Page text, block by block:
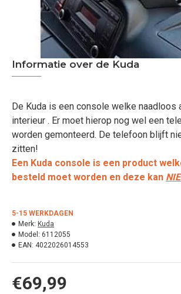
Informatie over de Kuda
De Kuda is een console welke naadloos
interieur . Er moet hierop nog wel een
worden gemonteerd. De telefoon blijft
zitten!
Een Kuda console is een product
besteld moet worden en deze kan
€69,99
5-15 WERKDAGEN
Merk: Kuda
Model: 6112055
EAN: 4022026014553